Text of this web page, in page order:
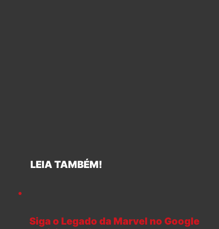
LEIA TAMBÉM!
Siga o Legado da Marvel no Google